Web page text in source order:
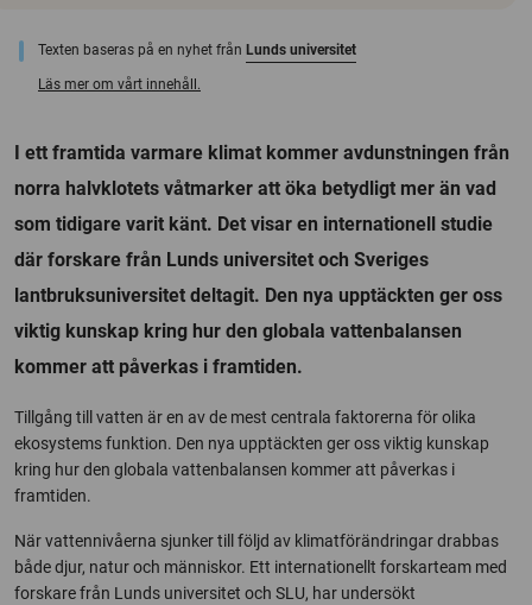
Texten baseras på en nyhet från Lunds universitet
Läs mer om vårt innehåll.
I ett framtida varmare klimat kommer avdunstningen från
norra halvklotets våtmarker att öka betydligt mer än vad
som tidigare varit känt. Det visar en internationell studie
där forskare från Lunds universitet och Sveriges
lantbruksuniversitet deltagit. Den nya upptäckten ger oss
viktig kunskap kring hur den globala vattenbalansen
kommer att påverkas i framtiden.
Tillgång till vatten är en av de mest centrala faktorerna för olika
ekosystems funktion. Den nya upptäckten ger oss viktig kunskap
kring hur den globala vattenbalansen kommer att påverkas i
framtiden.
När vattennivåerna sjunker till följd av klimatförändringar drabbas
både djur, natur och människor. Ett internationellt forskarteam med
forskare från Lunds universitet och SLU, har undersökt